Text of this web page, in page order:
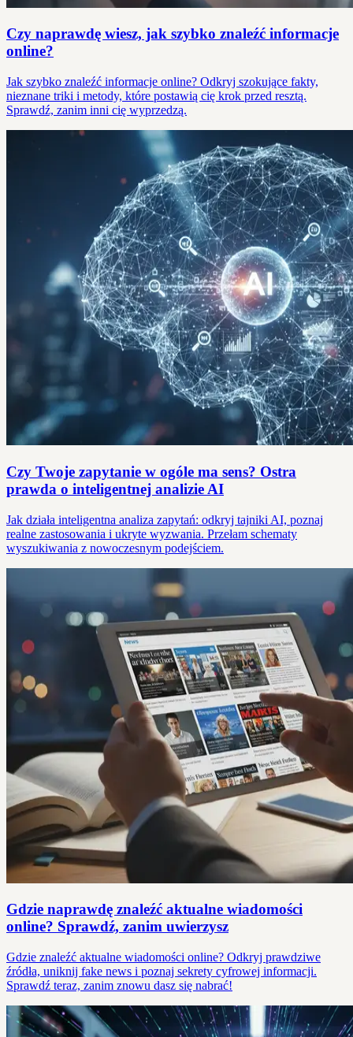
Czy naprawdę wiesz, jak szybko znaleźć informacje
online?
Jak szybko znaleźć informacje online? Odkryj szokujące fakty,
nieznane triki i metody, które postawią cię krok przed resztą.
Sprawdź, zanim inni cię wyprzedzą.
Czy Twoje zapytanie w ogóle ma sens? Ostra
prawda o inteligentnej analizie AI
Jak działa inteligentna analiza zapytań: odkryj tajniki AI, poznaj
realne zastosowania i ukryte wyzwania. Przełam schematy
wyszukiwania z nowoczesnym podejściem.
Gdzie naprawdę znaleźć aktualne wiadomości
online? Sprawdź, zanim uwierzysz
Gdzie znaleźć aktualne wiadomości online? Odkryj prawdziwe
źródła, uniknij fake news i poznaj sekrety cyfrowej informacji.
Sprawdź teraz, zanim znowu dasz się nabrać!